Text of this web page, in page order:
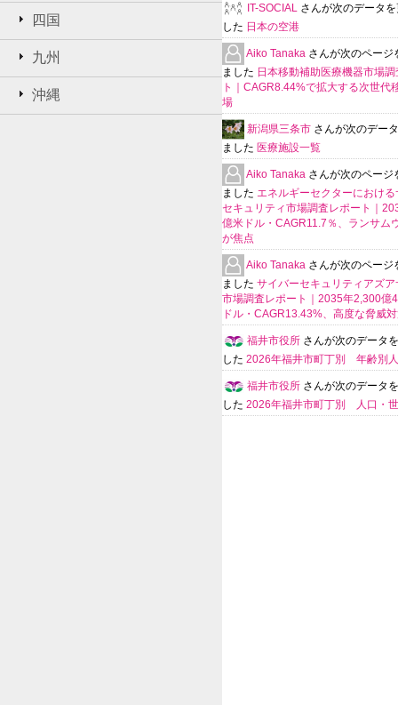
四国
九州
沖縄
IT-SOCIAL さんが次のデータ
した 日本の空港
Aiko Tanaka さんが次のページ
ました 日本移動補助医療機器市場
ト｜CAGR8.44%で拡大する次世代
場
新潟県三条市 さんが次のデー
ました 医療施設一覧
Aiko Tanaka さんが次のページ
ました エネルギーセクターにおけ
セキュリティ市場調査レポート｜
億米ドル・CAGR11.7％、ランサム
が焦点
Aiko Tanaka さんが次のページ
ました サイバーセキュリティアズア
市場調査レポート｜2035年2,300億
ドル・CAGR13.43%、高度な脅威
福井市役所 さんが次のデータ
した 2026年福井市町丁別 年齢別
福井市役所 さんが次のデータ
した 2026年福井市町丁別 人口・